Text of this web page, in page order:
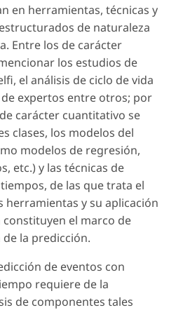
en herramientas, técnicas y
de naturaleza
Entre los de carácter
los estudios de
el análisis de ciclo de vida
expertos entre otros; por
carácter cuantitativo se
clases, los modelos del
modelos de regresión,
etc.) y las técnicas de
de las que trata el
herramientas y su aplicación
el marco de
la predicción.
de eventos con
requiere de la
de componentes tales